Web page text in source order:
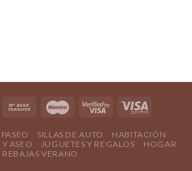
SILLAS DE AUTO
HABITACIÓN
ASEO JUGUETES Y REGALOS
HOGAR
REBAJAS VERANO